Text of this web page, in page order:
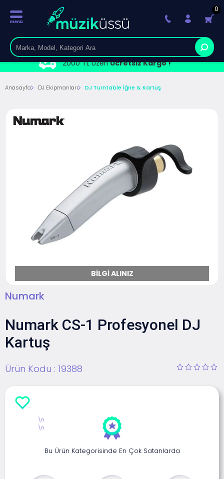
2000 TL ÜzeriÜcretsiz Kargo !
0
Anasayfa DJ Ekipmanları DJ Turntable İğne & Kartuş
BILGI ALINIZ
Numark
Numark CS-1 Profesyonel DJ
Kartuş
Ürün Kodu : 19388
Bu Ürün Kategorisinde En Çok Satanlarda
\n
\n